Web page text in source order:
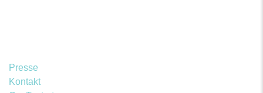
Presse
Kontakt